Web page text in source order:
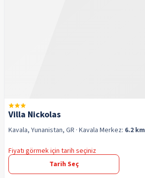
Villa Nickolas
Kavala, Yunanistan, GR · Kavala Merkez: 6.2 km
Fiyatı görmek için tarih seçiniz
Tarih Seç